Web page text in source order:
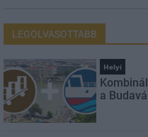
LEGOLVASOTTABB
Helyi
a